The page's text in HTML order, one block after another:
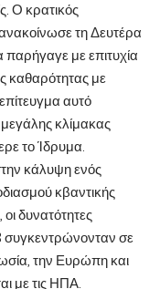
Ο κρατικός
τη Δευτέρα
παρήγαγε με επιτυχία
καθαρότητας με
αυτό
κλίμακας
το Ίδρυμα.
κάλυψη ενός
κβαντικής
δυνατότητες
συγκεντρώνονταν σε
την Ευρώπη και
με τις ΗΠΑ.